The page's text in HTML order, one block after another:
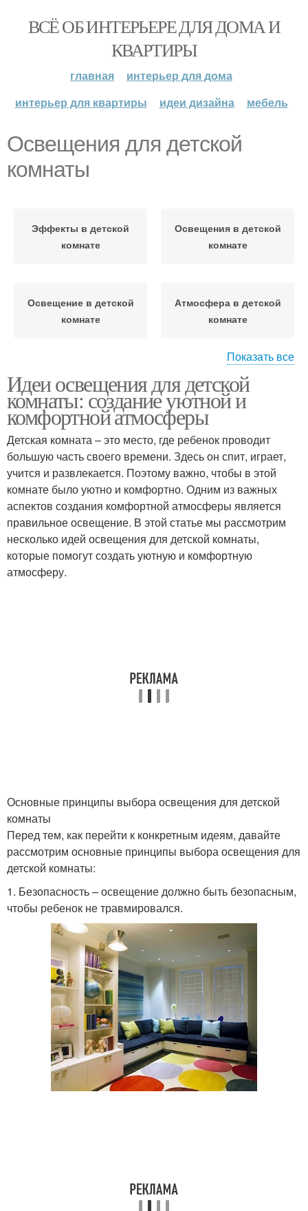
ВСЁ ОБ ИНТЕРЬЕРЕ ДЛЯ ДОМА И
КВАРТИРЫ
главная
интерьер для дома
интерьер для квартиры
идеи дизайна мебель
Освещения для детской
комнаты
Эффекты в детской
комнате
Освещения в детской
комнате
Освещение в детской
комнате
Атмосфера в детской
комнате
Комната с помощью Общий освещение
Детская комната Зоны в детской комнате
Цвета для освещения Комната для создания
Освещение для детской
комнаты
комнаты
Освещения во время
Света в детской
Приборы в детской
комнате
Потолочное освещение
Светы в детской
комнате
Потолок в детской
комнате
Показать все
Идеи освещения для детской
комнаты: создание уютной и
комфортной атмосферы
Детская комната – это место, где ребенок проводит
большую часть своего времени. Здесь он спит, играет,
учится и развлекается. Поэтому важно, чтобы в этой
комнате было уютно и комфортно. Одним из важных
аспектов создания комфортной атмосферы является
правильное освещение. В этой статье мы рассмотрим
несколько идей освещения для детской комнаты,
которые помогут создать уютную и комфортную
атмосферу.
Основные принципы выбора освещения для детской
комнаты
Перед тем, как перейти к конкретным идеям, давайте
рассмотрим основные принципы выбора освещения для
детской комнаты:
1. Безопасность – освещение должно быть безопасным,
чтобы ребенок не травмировался.